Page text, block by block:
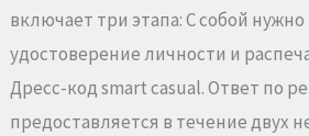
включает три этапа: С собой нужно
удостоверение личности и
Дресс-код smart casual. Ответ по
предоставляется в течение двух